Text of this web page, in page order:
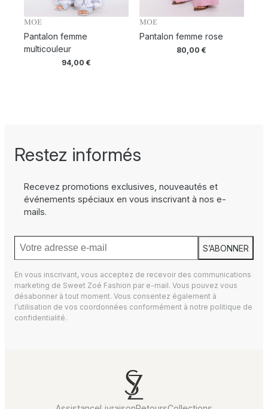
MOE
Pantalon femme
multicouleur
94,00€
MOE
Pantalon femme rose
80,00€
Restez informés
Recevez promotions exclusives, nouveautés et
événements spéciaux en vous inscrivant à nos e-
mails.
S’ABONNER
En vous inscrivant, vous acceptez de recevoir des communications
marketing de Sweet Zoé Fashion par e-mail. Vous pouvez vous
désabonner à tout moment. Vous consentez également à
l’utilisation de vos coordonnées conformément à notre politique de
confidentialité.